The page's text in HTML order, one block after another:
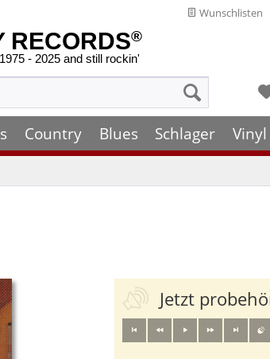
Wunschlisten
RECORDS®
- 2025 and still rockin'
Country Blues Schlager Vinyl
Jetzt